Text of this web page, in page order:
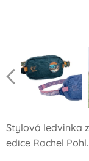
Stylová ledvinka
edice Rachel Pohl.